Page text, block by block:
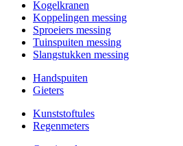
Kogelkranen
Koppelingen messing
Sproeiers messing
Tuinspuiten messing
Slangstukken messing
Handspuiten
Gieters
Kunststoftules
Regenmeters